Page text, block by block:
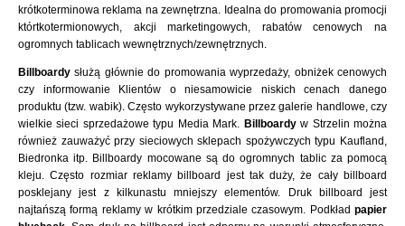
krótkoterminowa reklama na zewnętrzna. Idealna do promowania promocji
którtkotermionowych, akcji marketingowych, rabatów cenowych na
ogromnych tablicach wewnętrznych/zewnętrznych.
Billboardy służą głównie do promowania wyprzedaży, obniżek cenowych
czy informowanie Klientów o niesamowicie niskich cenach danego
produktu (tzw. wabik). Często wykorzystywane przez galerie handlowe, czy
wielkie sieci sprzedażowe typu Media Mark. Billboardyw Strzelin można
również zauważyć przy sieciowych sklepach spożywczych typu Kaufland,
Biedronka itp. Billboardy mocowane są do ogromnych tablic za pomocą
kleju. Często rozmiar reklamy billboard jest tak duży, że cały billboard
posklejany jest z kilkunastu mniejszy elementów. Druk billboard jest
najtańszą formą reklamy w krótkim przedziale czasowym. Podkład papier